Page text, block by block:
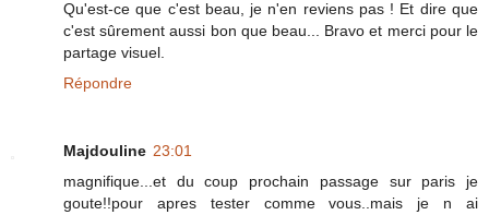
Qu'est-ce que c'est beau, je n'en reviens pas ! Et dire que
c'est sûrement aussi bon que beau... Bravo et merci pour le
partage visuel.
Répondre
Majdouline 23:01
magnifique...et du coup prochain passage sur paris je
goute!!pour apres tester comme vous..mais je n ai